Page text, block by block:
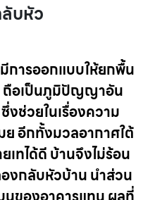
บหัว
ารออกแบบให้ยกพื้น
ถือเป็นภูมิปัญญาอัน
ช่วยในเรื่องความ
ย อีกทั้งมวลอากาศใต้
เทได้ดี บ้านจึงไม่ร้อน
งกลับหัวบ้าน นำส่วน